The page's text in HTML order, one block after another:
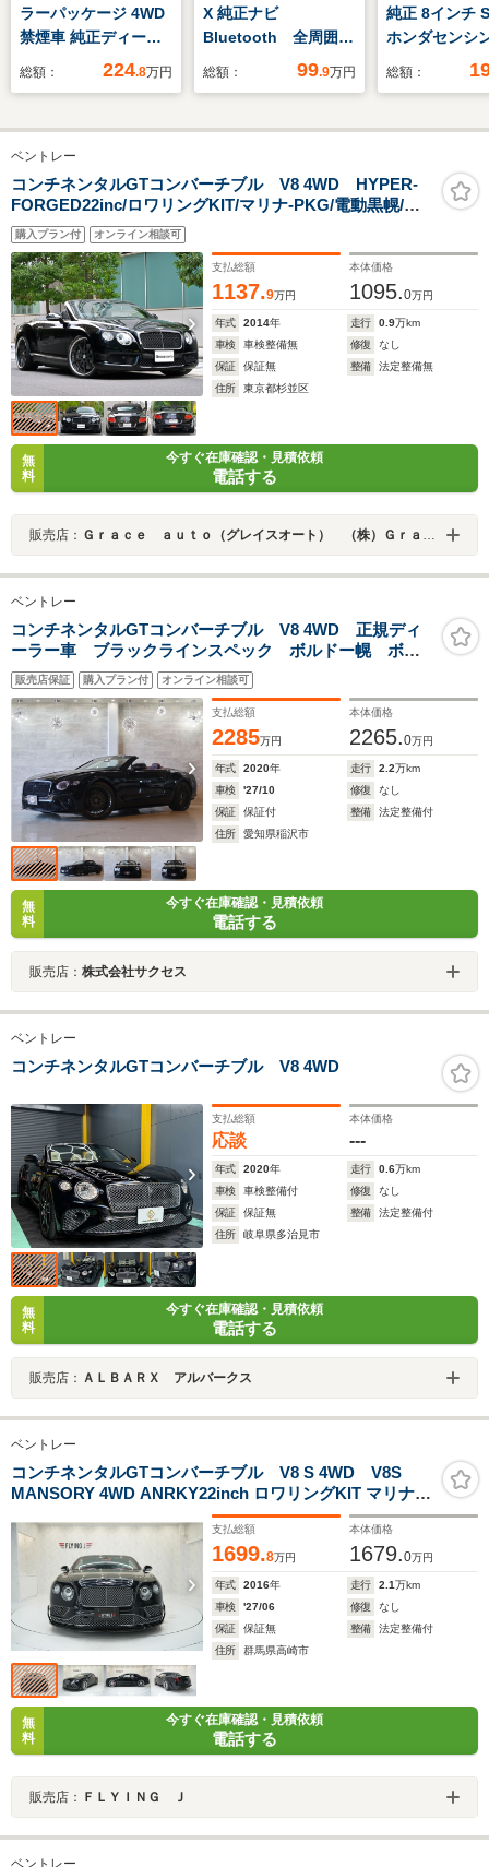
ラーパッケージ 4WD
禁煙車 純正ディーラ
ーOPナビ コーナーセ
カメラ ドラレコ ステ
アリングリモコン リ
モコンキー 革ステア
リング 純正フロアマ
ット 純正バイザー
カーテンエアバッグ
総額： 224.8万円
X 純正ナビ
Bluetooth 全周囲カ
メラ デジタルインナ
オートエアコン LED
ランスソナー
CD/DVD再生 フルセ
総額： 99.9万円
純正 8インチ
ホンダセンシ
側電動スライ
テム/ヘッドラ
続/ETC/EBD
総額：
ベントレー
コンチネンタルGTコンバーチブル V8 4WD HYPER-
FORGED22inc/ロワリングKIT/マリナ-PKG/電動黒幌/ア
ルミフェイシアパネル/ナビ/TV/Bluetooth/Bカメラ/障害
物センサ-/マッサ-ジ機能/シ-トヒ-ター/ベンチレ-ション/電
動トランク/ドラレコ/記録簿/屋内保管/禁煙
購入プラン付 オンライン相談可
支払総額
1137.9万円
本体価格
1095.0万円
年式 2014年 走行 0.9万km
車検
車検整備無 修復
なし
保証
保証無 整備
法定整備無
住所
東京都杉並区
無
料
今すぐ在庫確認・見積依頼
電話する
販売店： Ｇｒａｃｅ ａｕｔｏ（グレイスオート） （株）Ｇｒａｃｅ
ベントレー
コンチネンタルGTコンバーチブル V8 4WD 正規ディ
ーラー車 ブラックラインスペック ボルドー幌 ボル
ドーレザーインテリアステッチ マリナードライビング
スペック カーボンファイバーエクステリア
KAMIKAZEコレクション22鍛造ホイール ロワリング
KID
販売店保証 購入プラン付 オンライン相談可
支払総額
2285万円
本体価格
2265.0万円
年式 2020年 走行 2.2万km
車検
'27/10 修復
なし
保証
保証付 整備
法定整備付
住所
愛知県稲沢市
無
料
今すぐ在庫確認・見積依頼
電話する
販売店： 株式会社サクセス
ベントレー
コンチネンタルGTコンバーチブル V8 4WD
支払総額
応談
本体価格
---
年式 2020年 走行 0.6万km
車検
車検整備付 修復
なし
保証
保証無 整備
法定整備付
住所
岐阜県多治見市
無
料
今すぐ在庫確認・見積依頼
電話する
販売店： ＡＬＢＡＲＸ アルバークス
ベントレー
コンチネンタルGTコンバーチブル V8 S 4WD V8S
MANSORY 4WD ANRKY22inch ロワリングKIT マリナ-
PKG 電動黒幌 アンドロイドナビ TV Bluetooth Bカメラ
障害物センサ- マッサ-ジ機能 シ-トヒ-ター ベンチレ-ショ
ン 電動トランク ドラレコ 記録簿 屋内保管
支払総額
1699.8万円
本体価格
1679.0万円
年式 2016年 走行 2.1万km
車検
'27/06 修復
なし
保証
保証無 整備
法定整備付
住所
群馬県高崎市
無
料
今すぐ在庫確認・見積依頼
電話する
販売店： ＦＬＹＩＮＧ Ｊ
ベントレー